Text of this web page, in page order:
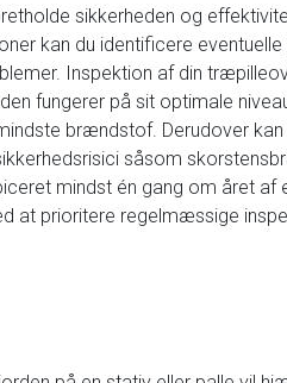
sikkerheden og
kan du identificere eventuelle
Inspektion af din
fungerer på sit optimale
brændstof. Derudover
såsom
mindst én gang om året af
at prioritere regelmæssige